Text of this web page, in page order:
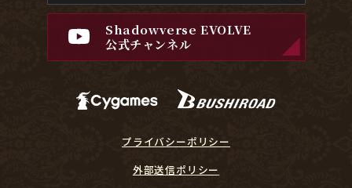
Shadowverse EVOLVE
公式チャンネル
プライバシーポリシー
外部送信ポリシー